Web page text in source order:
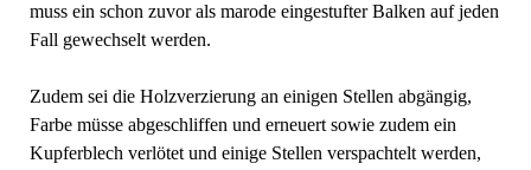
muss ein schon zuvor als marode eingestufter Balken auf jeden
Fall gewechselt werden.
Zudem sei die Holzverzierung an einigen Stellen abgängig,
Farbe müsse abgeschliffen und erneuert sowie zudem ein
Kupferblech verlötet und einige Stellen verspachtelt werden,